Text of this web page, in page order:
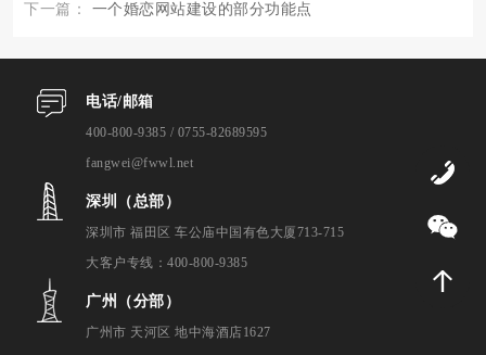
下一篇： 一个婚恋网站建设的部分功能点
电话/邮箱
400-800-9385 / 0755-82689595
fangwei@fwwl.net
深圳（总部）
深圳市 福田区 车公庙中国有色大厦713-715
大客户专线：400-800-9385
广州（分部）
广州市 天河区 地中海酒店1627